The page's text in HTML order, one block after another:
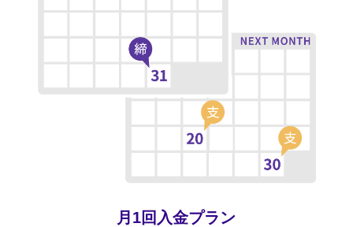
月1回入金プラン